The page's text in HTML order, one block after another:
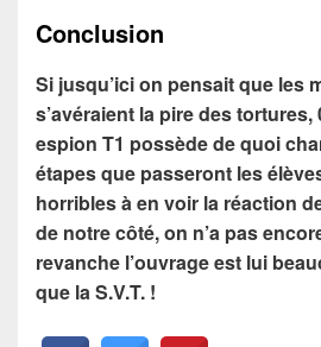
Conclusion
Si jusqu’ici on pensait que les
s’avéraient la pire des
espion T1 possède de quoi
étapes que passeront les
horribles à en voir la réaction
de notre côté, on n’a pas
revanche l’ouvrage est lui
que la S.V.T. !